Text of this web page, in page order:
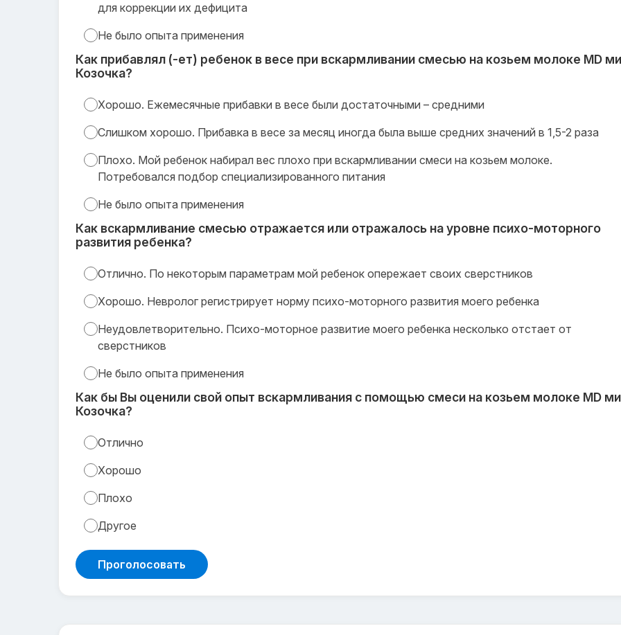
для коррекции их дефицита
Не было опыта применения
Как прибавлял (-ет) ребенок в весе при вскармливании смесью на козьем молоке MD
Козочка?
Хорошо. Ежемесячные прибавки в весе были достаточными – средними
Слишком хорошо. Прибавка в весе за месяц иногда была выше средних значений в 1,5-2 раза
Плохо. Мой ребенок набирал вес плохо при вскармливании смеси на козьем молоке.
Потребовался подбор специализированного питания
Не было опыта применения
Как вскармливание смесью отражается или отражалось на уровне психо-моторного
развития ребенка?
Отлично. По некоторым параметрам мой ребенок опережает своих сверстников
Хорошо. Невролог регистрирует норму психо-моторного развития моего ребенка
Неудовлетворительно. Психо-моторное развитие моего ребенка несколько отстает от
сверстников
Не было опыта применения
Как бы Вы оценили свой опыт вскармливания с помощью смеси на козьем молоке MD
Козочка?
Отлично
Хорошо
Плохо
Другое
Проголосовать